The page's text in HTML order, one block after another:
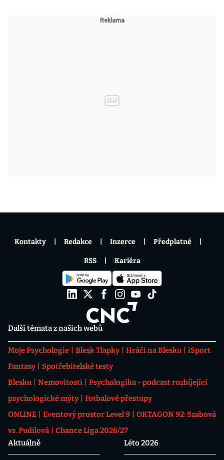
Další témata z našich webů
Moje Psychologie Blesk Tlapky Hráči na Blesku
iSport
Fantasy
Spotřebitelské testy
Blesku
Nemovitosti
Psychologika - podcast rozbíjející
psychologické mýty
Fotbalové přestupy
ONLINE
Eventový prostor Level 9
OKTAGON 92: Szabová
vs. Pudilová
Chance Liga 2026/27
Aktuálně
Léto 2026
Kontakty Redakce Inzerce Předplatné
RSS Kariéra